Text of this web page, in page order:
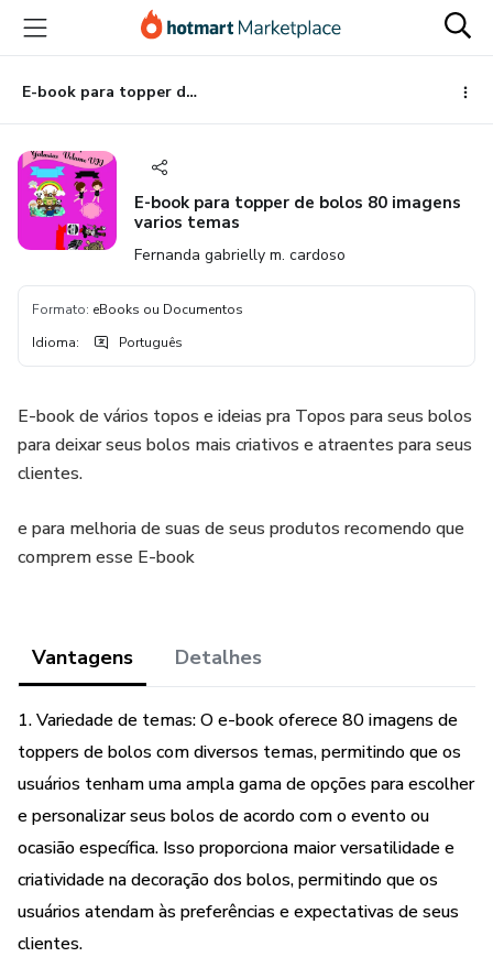
para
conteúdo
principal
para
pagamento
para
rodapé
E-book para topper de bolos 80 imagens varios temas
E-book para topper de bolos 80 imagens
varios temas
Fernanda gabrielly m. cardoso
Formato: eBooks ou Documentos
Idioma: Português
E-book de vários topos e ideias pra Topos para seus bolos
para deixar seus bolos mais criativos e atraentes para seus
clientes.
e para melhoria de suas de seus produtos recomendo que
comprem esse E-book
Vantagens Detalhes
1. Variedade de temas: O e-book oferece 80 imagens de
toppers de bolos com diversos temas, permitindo que os
usuários tenham uma ampla gama de opções para escolher
e personalizar seus bolos de acordo com o evento ou
ocasião específica. Isso proporciona maior versatilidade e
criatividade na decoração dos bolos, permitindo que os
usuários atendam às preferências e expectativas de seus
clientes.